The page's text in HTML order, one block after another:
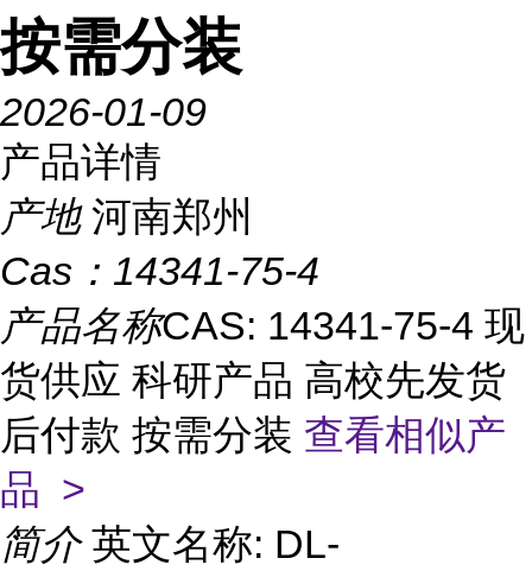
按需分装
2026-01-09
产品详情
产地 河南郑州
Cas： 14341-75-4
产品名称CAS: 14341-75-4 现
货供应 科研产品 高校先发货
后付款 按需分装 查看相似产
品 >
简介 英文名称: DL-